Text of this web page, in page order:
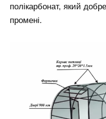
полікарбонат, який
промені.